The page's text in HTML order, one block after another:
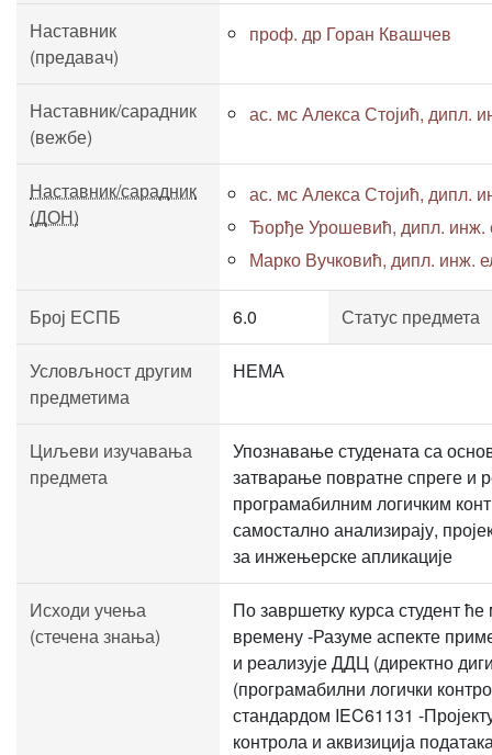
Наставник
(предавач)
проф. др Горан Квашчев
Наставник/сарадник
(вежбе)
ас. мс Алекса Стојић, дипл.
Наставник/сарадник
(ДОН)
ас. мс Алекса Стојић, дипл.
Ђорђе Урошевић, дипл. инж.
Марко Вучковић, дипл. инж.
Број ЕСПБ 6.0 Статус предмета
Условљност другим
предметима
НЕМА
Циљеви изучавања
предмета
Упознавање студената са
затварање повратне спреге и
програмабилним логичким
самостално анализирају,
за инжењерске апликације
Исходи учења
(стечена знања)
По завршетку курса студент
времену -Разуме аспекте
и реализује ДДЦ (директно
(програмабилни логички
стандардом IEC61131 -
контрола и аквизиција